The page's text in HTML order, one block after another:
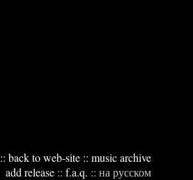
:: back to web-site :: music archive
add release :: f.a.q. :: на русском